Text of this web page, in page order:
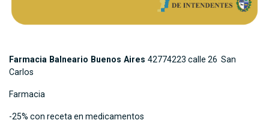
Farmacia Balneario Buenos Aires 42774223 calle 26 San
Carlos
Farmacia
-25% con receta en medicamentos